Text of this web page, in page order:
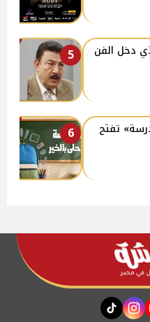
5
دخل الفن
6
تفتح
instagram
tiktok